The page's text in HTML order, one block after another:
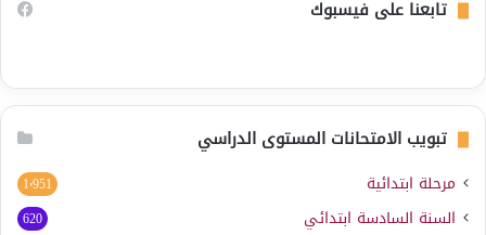
تابعنا على فيسبوك
تبويب الامتحانات المستوى الدراسي
مرحلة ابتدائية 1٬951
السنة السادسة ابتدائي 620